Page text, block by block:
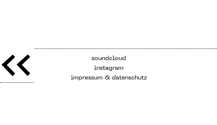
soundcloud
instagram
impressum & datenschutz